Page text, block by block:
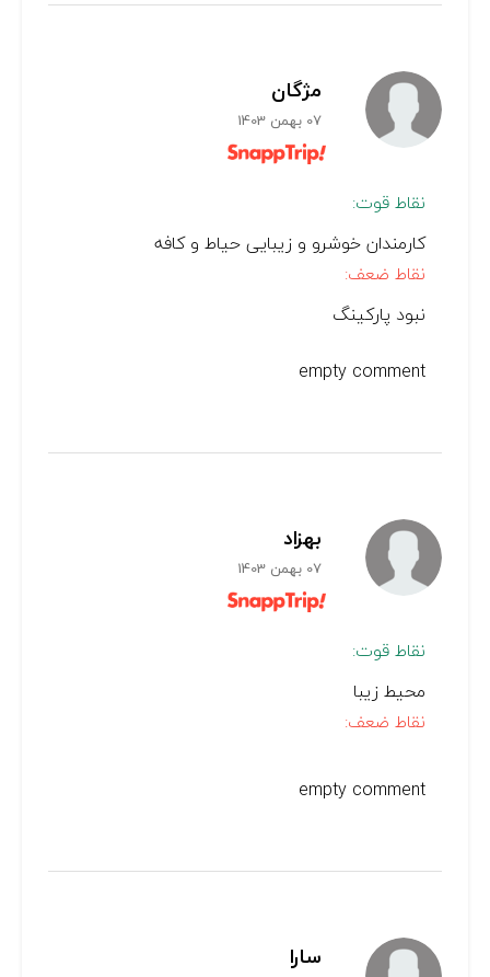
مژگان
07 بهمن 1403
نقاط قوت:
کارمندان خوشرو و زیبایی حیاط و کافه
نقاط ضعف:
نبود پارکینگ
empty comment
بهزاد
07 بهمن 1403
نقاط قوت:
محیط زیبا
نقاط ضعف:
empty comment
سارا